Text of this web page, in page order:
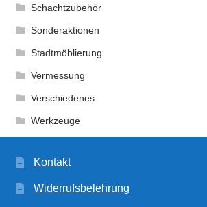
Schachtzubehör
Sonderaktionen
Stadtmöblierung
Vermessung
Verschiedenes
Werkzeuge
Kontakt
Widerrufsbelehrung